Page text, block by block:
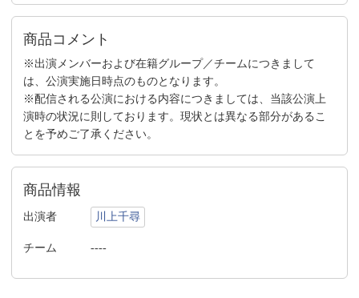
商品コメント
※出演メンバーおよび在籍グループ／チームにつきまして
は、公演実施日時点のものとなります。
※配信される公演における内容につきましては、当該公演上
演時の状況に則しております。現状とは異なる部分があるこ
とを予めご了承ください。
商品情報
出演者 川上千尋
チーム ----